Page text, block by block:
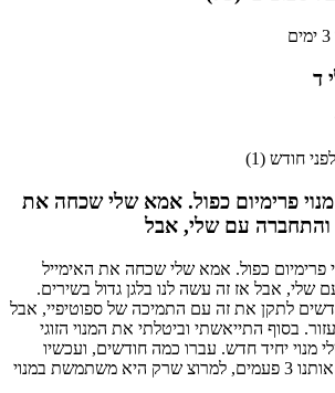
ד
לפני חודש (1)
מנוי פרימיום כפול. אמא שלי שכחה את
והתחברה עם שלי, אבל
פרימיום כפול. אמא שלי שכחה את האימייל
אבל אז זה עשה לנו בלגן גדול בשירים.
לתקן את זה עם התמיכה של ספוטיפיי, אבל
בסוף התייאשתי וביטלתי את המנוי הזוגי
מנוי יחיד חדש. עברו כמה חודשים, ועכשיו
משתמשת במנוי